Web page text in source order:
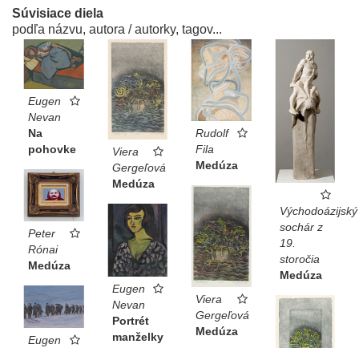
Súvisiace diela
podľa názvu, autora / autorky, tagov...
Eugen
Nevan
Na
pohovke
Viera
Gergeľová
Medúza
Rudolf
Fila
Medúza
Východoázijský
sochár z
19.
storočia
Medúza
Peter
Rónai
Medúza
Viera
Gergeľová
Medúza
Eugen
Nevan
Portrét
manželky
Eugen